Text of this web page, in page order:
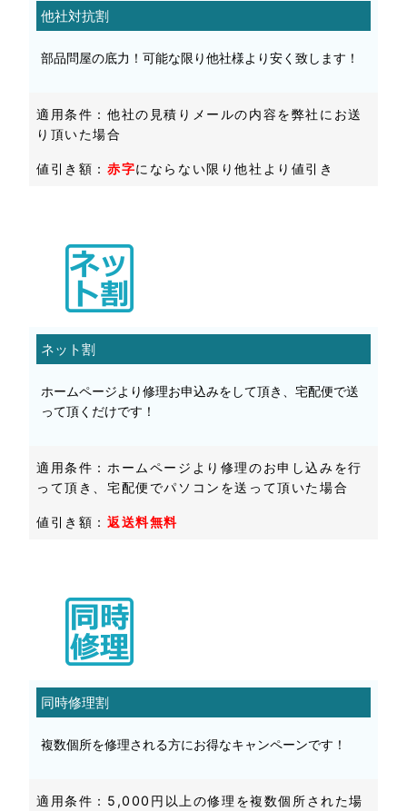
他社対抗割
部品問屋の底力！可能な限り他社様より安く致します！
適用条件：他社の見積りメールの内容を弊社にお送
り頂いた場合
値引き額： 赤字にならない限り他社より値引き
ネット割
ホームページより修理お申込みをして頂き、宅配便で送
って頂くだけです！
適用条件：ホームページより修理のお申し込みを行
って頂き、宅配便でパソコンを送って頂いた場合
値引き額： 返送料無料
同時修理割
複数個所を修理される方にお得なキャンペーンです！
適用条件：5,000円以上の修理を複数個所された場